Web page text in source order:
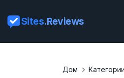
Sites.Reviews
Дом Категории